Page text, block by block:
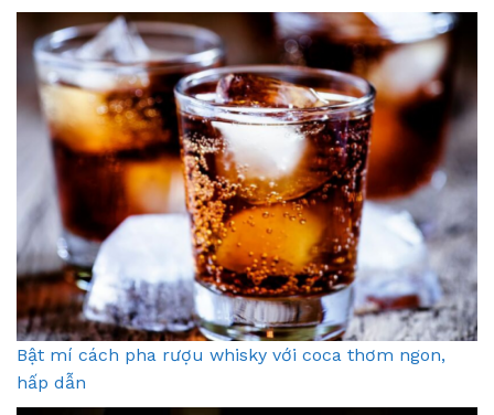
Bật mí cách pha rượu whisky với coca thơm ngon,
hấp dẫn